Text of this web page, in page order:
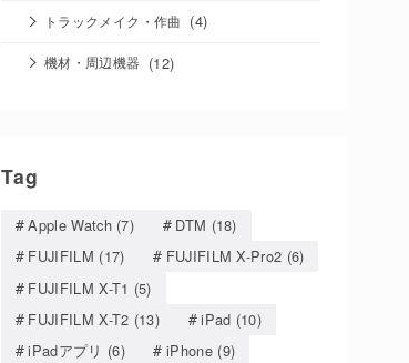
トラックメイク・作曲 (4)
機材・周辺機器 (12)
Tag
Apple Watch(7) DTM (18)
FUJIFILM (17) FUJIFILM X-Pro2 (6)
FUJIFILM X-T1 (5)
FUJIFILM X-T2 (13) iPad (10)
iPadアプリ (6) iPhone(9)